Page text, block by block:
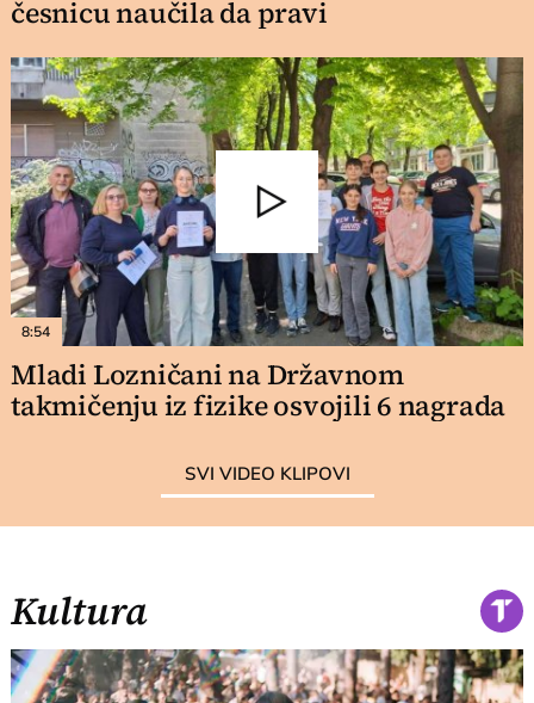
česnicu naučila da pravi
8:54
Mladi Lozničani na Državnom
takmičenju iz fizike osvojili 6 nagrada
SVI VIDEO KLIPOVI
Kultura